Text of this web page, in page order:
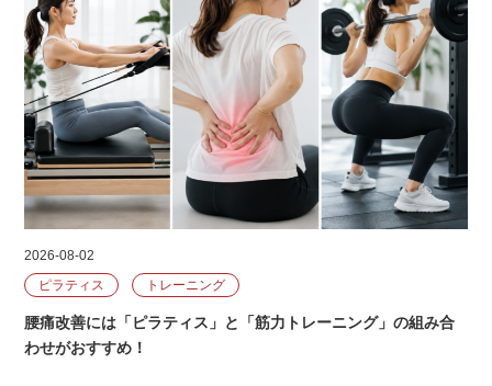
2026-08-02
ピラティス
トレーニング
腰痛改善には「ピラティス」と「筋力トレーニング」の組み合
わせがおすすめ！